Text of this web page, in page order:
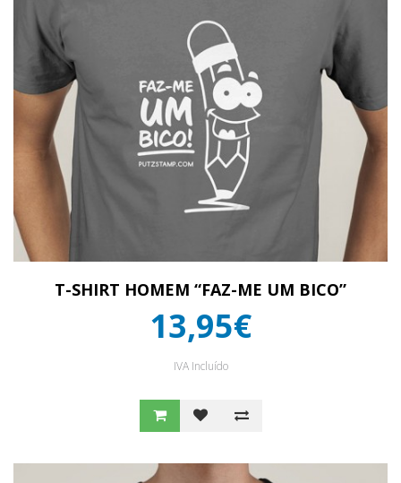
T-SHIRT HOMEM “FAZ-ME UM BICO”
13,95€
IVA Incluído